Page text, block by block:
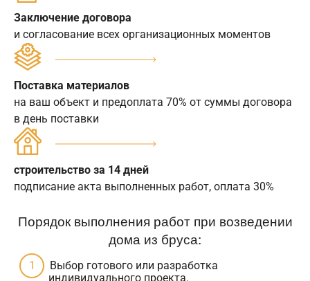
Заключение договора
и согласование всех организационных моментов
Поставка материалов
на ваш объект и предоплата 70% от суммы договора
в день поставки
строительство за 14 дней
подписание акта выполненных работ, оплата 30%
Порядок выполнения работ при возведении
дома из бруса:
Выбор готового или разработка
индивидуального проекта.